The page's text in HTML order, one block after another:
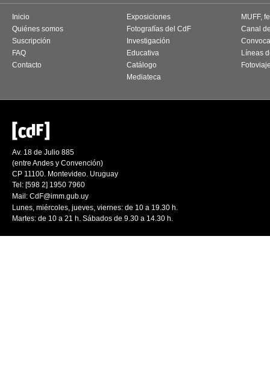
Inicio
Quiénes somos
Suscripción
FAQ
Contacto
Exposiciones
Fotografías del CdF
Investigación
Educativa
Catálogo
Mediateca
MUFF,
Canal
Líneas
Av. 18 de Julio 885
(entre Andes y Convención)
CP 11100. Montevideo. Uruguay
Tel: [598 2] 1950 7960
Mail: CdF@imm.gub.uy
Lunes, miércoles, jueves, viernes: de 10 a 19.30 h.
Martes: de 10 a 21 h. Sábados de 9.30 a 14.30 h.